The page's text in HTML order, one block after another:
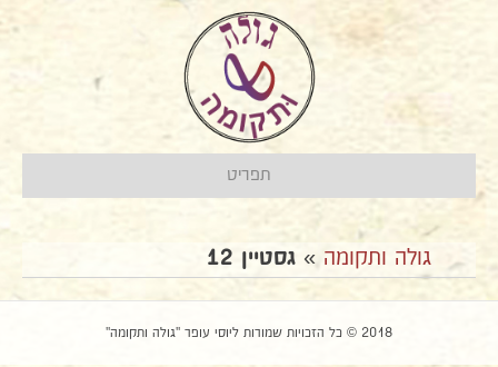
תפריט
גולה ותקומה » גסטיין 12
2018 © כל הזכויות שמורות ליוסי עופר "גולה ותקומה"